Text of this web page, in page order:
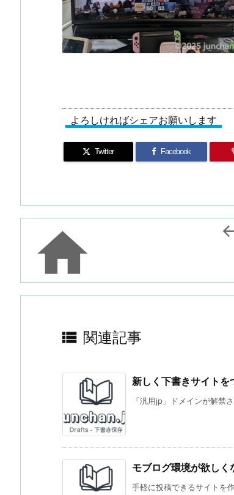
よろしければシェアお願いします
Twitter Facebook
 
 関連記事
新しく下書きサイトを
「汎用jp」ドメインが解禁
モブログ環境が欲しく
手軽に投稿できるサイトを